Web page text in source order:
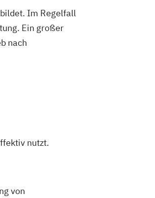
Im Regelfall
Ein großer
nach
nutzt.
von